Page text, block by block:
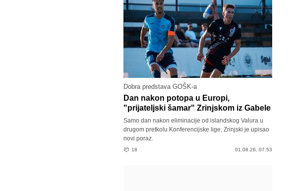
Dobra predstava GOŠK-a
Dan nakon potopa u Europi,
"prijateljski šamar" Zrinjskom iz Gabele
Samo dan nakon eliminacije od islandskog Valura u
drugom pretkolu Konferencijske lige, Zrinjski je upisao
novi poraz.
18 01.08.26. 07:53